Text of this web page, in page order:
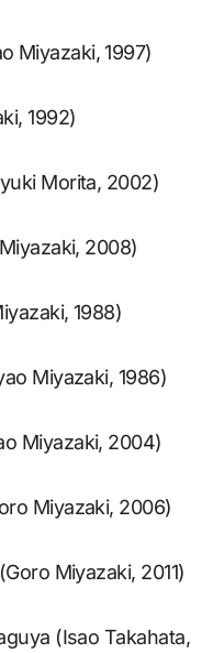
Miyazaki, 1997)
1992)
Morita, 2002)
2008)
1988)
Miyazaki, 1986)
Miyazaki, 2004)
Miyazaki, 2006)
Miyazaki, 2011)
(Isao Takahata,